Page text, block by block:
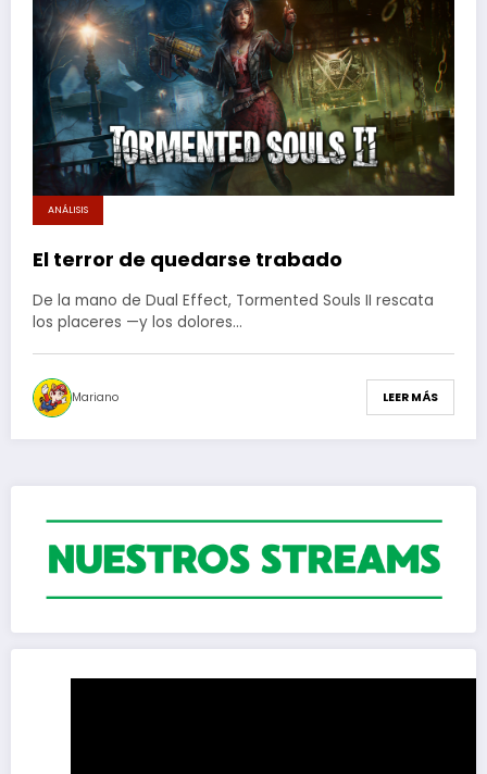
ANÁLISIS
El terror de quedarse trabado
De la mano de Dual Effect, Tormented Souls II rescata
los placeres —y los dolores…
Mariano LEER MÁS